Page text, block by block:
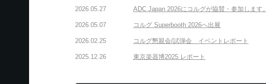
2026.05.27 ADC Japan 2026にコルグが協賛・参加します。
2026.05.07 コルグ Superbooth 2026へ出展
2026.02.25 コルグ懇親会/試弾会 イベントレポート
2025.12.26 東京楽器博2025 レポート